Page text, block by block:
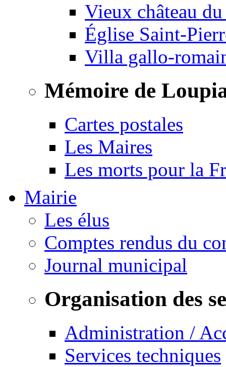
Vieux château
Église Saint-
Villa gallo-
Mémoire de
Cartes postales
Les Maires
Les morts pour la
Mairie
Les élus
Comptes rendus du
Journal municipal
Organisation des
Administration /
Services techniques